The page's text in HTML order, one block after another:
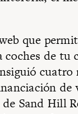
que
coches de tu
cuatro
de
Sand Hill